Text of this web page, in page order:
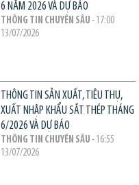
6 NĂM 2026 VÀ DỰ BÁO
THÔNG TIN CHUYÊN SÂU - 17:00
13/07/2026
THÔNG TIN SẢN XUẤT, TIÊU THỤ,
XUẤT NHẬP KHẨU SẮT THÉP THÁNG
6/2026 VÀ DỰ BÁO
THÔNG TIN CHUYÊN SÂU - 16:55
13/07/2026